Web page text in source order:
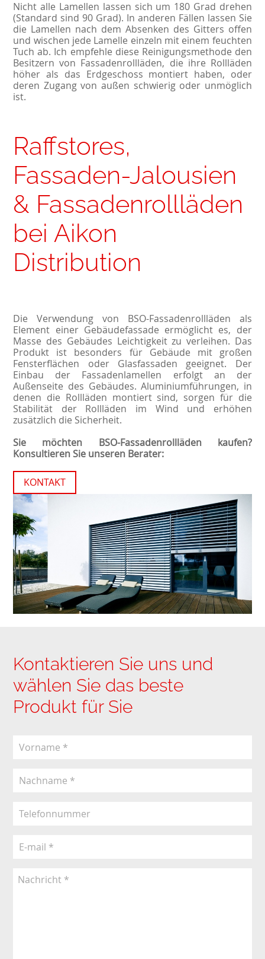
Nicht alle Lamellen lassen sich um 180 Grad drehen
(Standard sind 90 Grad). In anderen Fällen lassen Sie
die Lamellen nach dem Absenken des Gitters offen
und wischen jede Lamelle einzeln mit einem feuchten
Tuch ab. Ich empfehle diese Reinigungsmethode den
Besitzern von Fassadenrollläden, die ihre Rollläden
höher als das Erdgeschoss montiert haben, oder
deren Zugang von außen schwierig oder unmöglich
ist.
Raffstores,
Fassaden-Jalousien
& Fassadenrollläden
bei Aikon
Distribution
Die Verwendung von BSO-Fassadenrollläden als
Element einer Gebäudefassade ermöglicht es, der
Masse des Gebäudes Leichtigkeit zu verleihen. Das
Produkt ist besonders für Gebäude mit großen
Fensterflächen oder Glasfassaden geeignet. Der
Einbau der Fassadenlamellen erfolgt an der
Außenseite des Gebäudes. Aluminiumführungen, in
denen die Rollläden montiert sind, sorgen für die
Stabilität der Rollläden im Wind und erhöhen
zusätzlich die Sicherheit.
Sie möchten BSO-Fassadenrollläden kaufen?
Konsultieren Sie unseren Berater:
KONTAKT
Kontaktieren Sie uns und
wählen Sie das beste
Produkt für Sie